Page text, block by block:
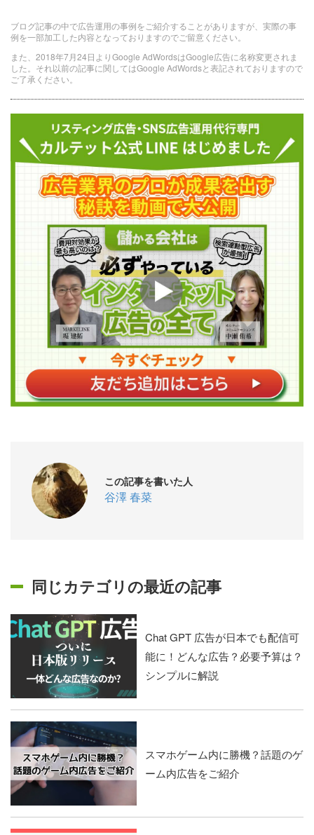
ブログ記事の中で広告運用の事例をご紹介することがありますが、実際の事
例を一部加工した内容となっておりますのでご留意ください。
また、2018年7月24日よりGoogle AdWordsはGoogle広告に名称変更されま
した。それ以前の記事に関してはGoogle AdWordsと表記されておりますので
ご了承ください。
この記事を書いた人
谷澤 春菜
同じカテゴリの最近の記事
Chat GPT 広告が日本でも配信可
能に！どんな広告？必要予算は？
シンプルに解説
スマホゲーム内に勝機？話題のゲ
ーム内広告をご紹介